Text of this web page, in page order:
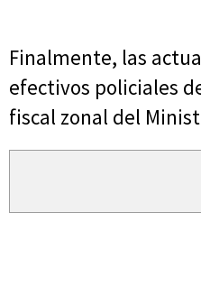
Finalmente, las
efectivos policiales
fiscal zonal del